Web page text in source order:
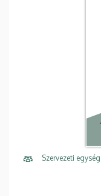
Szervezeti egység